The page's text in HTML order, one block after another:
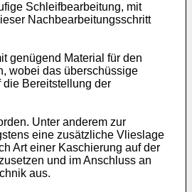
Schleifbearbeitung, mit
Nachbearbeitungsschritt
genügend Material für den
wobei das überschüssige
Bereitstellung der
Unter anderem zur
eine zusätzliche Vlieslage
Art einer Kaschierung auf der
und im Anschluss an
aus.